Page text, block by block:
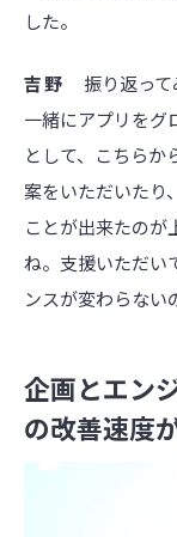
した。
吉野 振り返っ
一緒にアプリをグ
として、こちらか
案をいただいたり
ことが出来たのが
ね。支援いただい
ンスが変わらない
企画とエン
の改善速度